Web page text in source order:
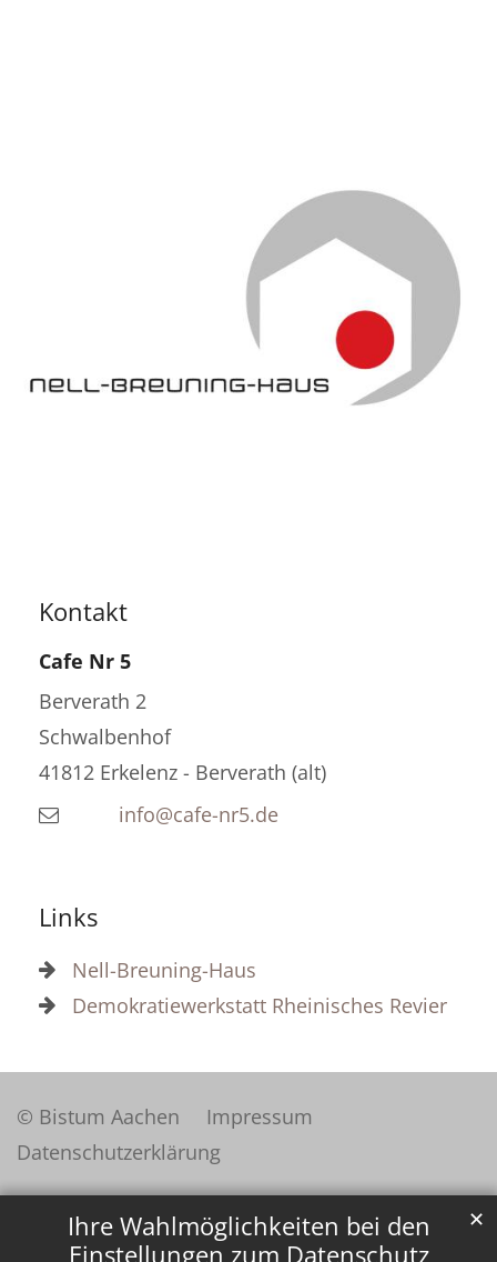
Ihre Wahlmöglichkeiten bei den
Einstellungen zum Datenschutz
✕
Kontakt
Cafe Nr 5
Berverath 2
Schwalbenhof
41812 Erkelenz - Berverath (alt)
info@cafe-nr5.de
Links
Nell-Breuning-Haus
Demokratiewerkstatt Rheinisches Revier
© Bistum Aachen
Impressum
Datenschutzerklärung